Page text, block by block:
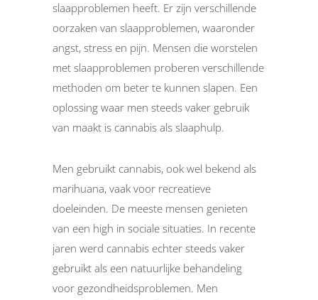
slaapproblemen heeft. Er zijn verschillende
oorzaken van slaapproblemen, waaronder
angst, stress en pijn. Mensen die worstelen
met slaapproblemen proberen verschillende
methoden om beter te kunnen slapen. Een
oplossing waar men steeds vaker gebruik
van maakt is cannabis als slaaphulp.
Men gebruikt cannabis, ook wel bekend als
marihuana, vaak voor recreatieve
doeleinden. De meeste mensen genieten
van een high in sociale situaties. In recente
jaren werd cannabis echter steeds vaker
gebruikt als een natuurlijke behandeling
voor gezondheidsproblemen. Men